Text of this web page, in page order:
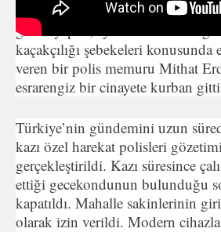
dolaşıyor.Mersin’in Tarsus
görev yapan, aynı zamanda
kaçakçılığı şebekeleri
veren bir polis memuru Mithat
esrarengiz bir cinayete kurban
Türkiye’nin gündemini uzun
kazı özel harekat polisleri
gerçekleştirildi. Kazı süresince
ettiği gecekondunun bulunduğu
kapatıldı. Mahalle sakinlerinin giriş
olarak izin verildi. Modern